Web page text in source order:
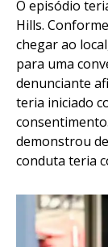
O episódio
Hills.
chegar ao
para uma
denunciante
teria iniciado
demonstrou
conduta teria